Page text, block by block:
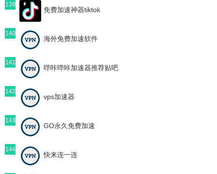
139
免费加速神器tiktok
140
海外免费加速软件
141
哔咔哔咔加速器推荐贴吧
142
vps加速器
143
GO永久免费加速
144
快来连一连